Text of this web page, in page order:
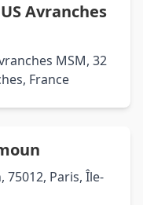
Avranches
MSM, 32
France
Paris, Île-